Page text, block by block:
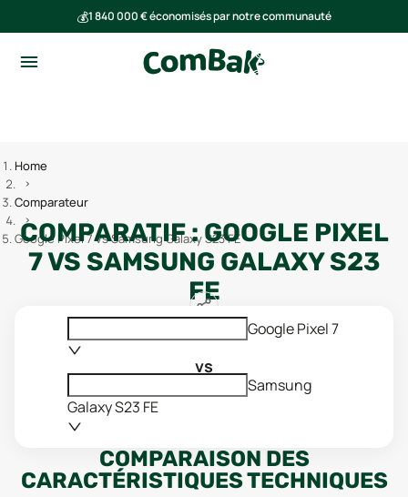
💰1 840 000 € économisés par notre communauté
Home
Comparateur
Google Pixel 7 vs Samsung Galaxy S23 FE
COMPARATIF :GOOGLE PIXEL
7VS SAMSUNG GALAXY S23
FE
Google Pixel 7
vs
Samsung
Galaxy S23 FE
COMPARAISON DES
CARACTÉRISTIQUES TECHNIQUES